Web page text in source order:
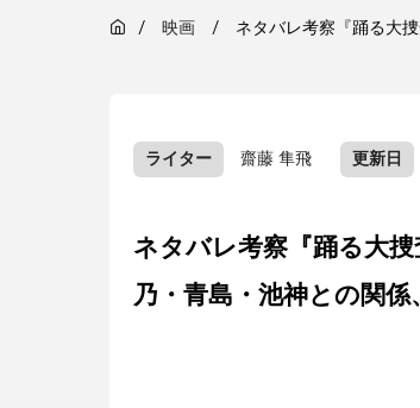
映画 ネタバレ考察『踊る大
ライター 齋藤 隼飛 更新日
ネタバレ考察『踊る大
乃・青島・池神との関